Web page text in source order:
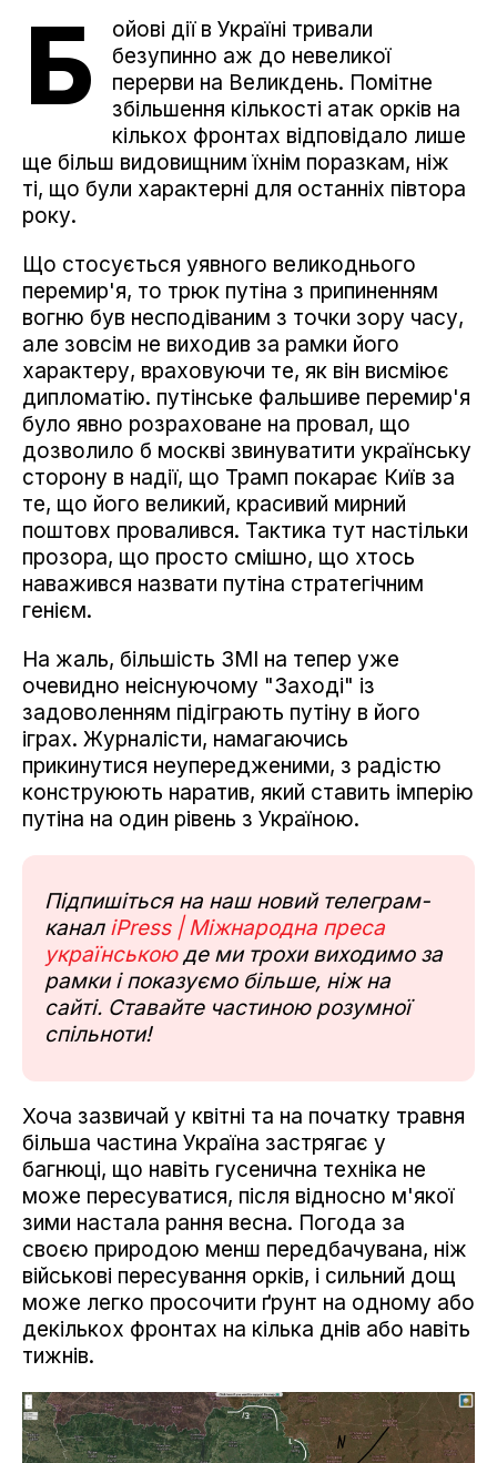
Б
ойові дії в Україні тривали
безупинно аж до невеликої
перерви на Великдень. Помітне
збільшення кількості атак орків на
кількох фронтах відповідало лише
ще більш видовищним їхнім поразкам, ніж
ті, що були характерні для останніх півтора
року.
Що стосується уявного великоднього
перемир'я, то трюк путіна з припиненням
вогню був несподіваним з точки зору часу,
але зовсім не виходив за рамки його
характеру, враховуючи те, як він висміює
дипломатію. путінське фальшиве перемир'я
було явно розраховане на провал, що
дозволило б москві звинуватити українську
сторону в надії, що Трамп покарає Київ за
те, що його великий, красивий мирний
поштовх провалився. Тактика тут настільки
прозора, що просто смішно, що хтось
наважився назвати путіна стратегічним
генієм.
На жаль, більшість ЗМІ на тепер уже
очевидно неіснуючому "Заході" із
задоволенням підіграють путіну в його
іграх. Журналісти, намагаючись
прикинутися неупередженими, з радістю
конструюють наратив, який ставить імперію
путіна на один рівень з Україною.
Підпишіться на наш новий телеграм-
канал iPress | Міжнародна преса
українськоюде ми трохи виходимо за
рамки і показуємо більше, ніж на
сайті. Ставайте частиною розумної
спільноти!
Хоча зазвичай у квітні та на початку травня
більша частина Україна застрягає у
багнюці, що навіть гусенична техніка не
може пересуватися, після відносно м'якої
зими настала рання весна. Погода за
своєю природою менш передбачувана, ніж
військові пересування орків, і сильний дощ
може легко просочити ґрунт на одному або
декількох фронтах на кілька днів або навіть
тижнів.